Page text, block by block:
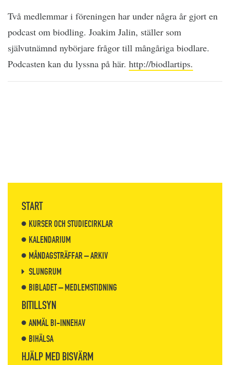
Två medlemmar i föreningen har under några år gjort en
podcast om biodling. Joakim Jalin, ställer som
självutnämnd nybörjare frågor till mångåriga biodlare.
Podcasten kan du lyssna på här. http://biodlartips.
START
KURSER OCH STUDIECIRKLAR
KALENDARIUM
MÅNDAGSTRÄFFAR – ARKIV
SLUNGRUM
BIBLADET – MEDLEMSTIDNING
BITILLSYN
ANMÄL BI-INNEHAV
BIHÄLSA
HJÄLP MED BISVÄRM